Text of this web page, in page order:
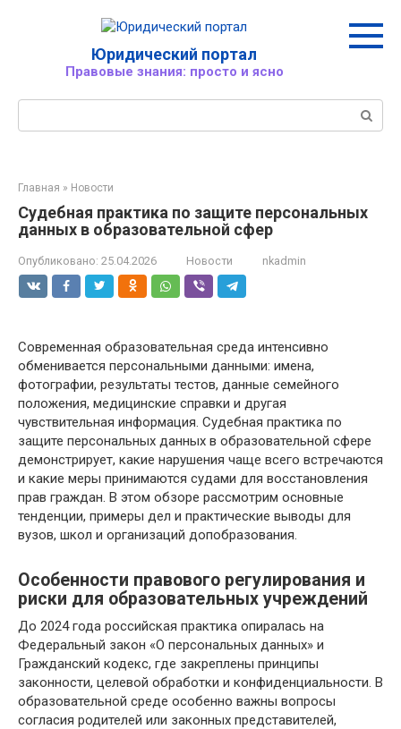
Юридический портал
Правовые знания: просто и ясно
Главная » Новости
Судебная практика по защите персональных
данных в образовательной сфер
Опубликовано: 25.04.2026 Новости nkadmin
Современная образовательная среда интенсивно
обменивается персональными данными: имена,
фотографии, результаты тестов, данные семейного
положения, медицинские справки и другая
чувствительная информация. Судебная практика по
защите персональных данных в образовательной сфере
демонстрирует, какие нарушения чаще всего встречаются
и какие меры принимаются судами для восстановления
прав граждан. В этом обзоре рассмотрим основные
тенденции, примеры дел и практические выводы для
вузов, школ и организаций допобразования.
Особенности правового регулирования и
риски для образовательных учреждений
До 2024 года российская практика опиралась на
Федеральный закон «О персональных данных» и
Гражданский кодекс, где закреплены принципы
законности, целевой обработки и конфиденциальности. В
образовательной среде особенно важны вопросы
согласия родителей или законных представителей,